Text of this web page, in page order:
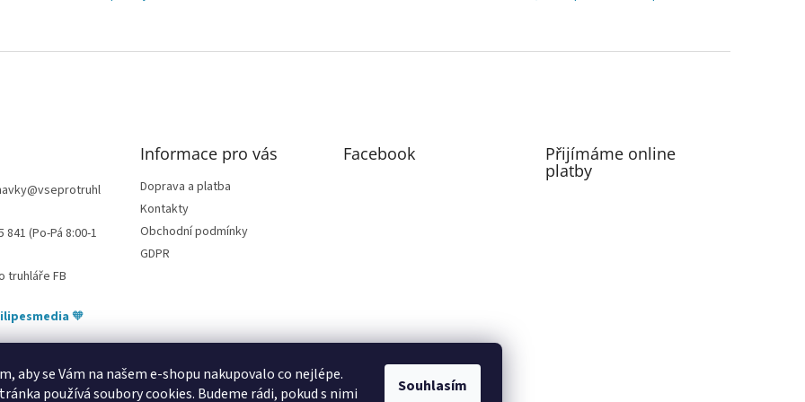
aby se Vám na našem e-shopu nakupovalo co nejlépe.
používá soubory cookies. Budeme rádi, pokud s nimi
Souhlasím
k
@vseprotruhl
841 (Po-Pá 8:00-1
truhláře FB
Informace pro vás
Doprava a platba
Kontakty
Obchodní podmínky
GDPR
Facebook Přijímáme online
platby
🧡